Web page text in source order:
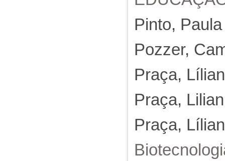
Pinto,
Pozzer,
Praça,
Praça,
Praça,